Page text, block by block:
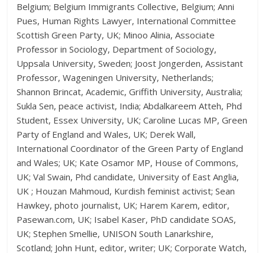
Belgium; Belgium Immigrants Collective, Belgium; Anni
Pues, Human Rights Lawyer, International Committee
Scottish Green Party, UK; Minoo Alinia, Associate
Professor in Sociology, Department of Sociology,
Uppsala University, Sweden; Joost Jongerden, Assistant
Professor, Wageningen University, Netherlands;
Shannon Brincat, Academic, Griffith University, Australia;
Sukla Sen, peace activist, India; Abdalkareem Atteh, Phd
Student, Essex University, UK; Caroline Lucas MP, Green
Party of England and Wales, UK; Derek Wall,
International Coordinator of the Green Party of England
and Wales; UK; Kate Osamor MP, House of Commons,
UK; Val Swain, Phd candidate, University of East Anglia,
UK ; Houzan Mahmoud, Kurdish feminist activist; Sean
Hawkey, photo journalist, UK; Harem Karem, editor,
Pasewan.com, UK; Isabel Kaser, PhD candidate SOAS,
UK; Stephen Smellie, UNISON South Lanarkshire,
Scotland; John Hunt, editor, writer; UK; Corporate Watch,